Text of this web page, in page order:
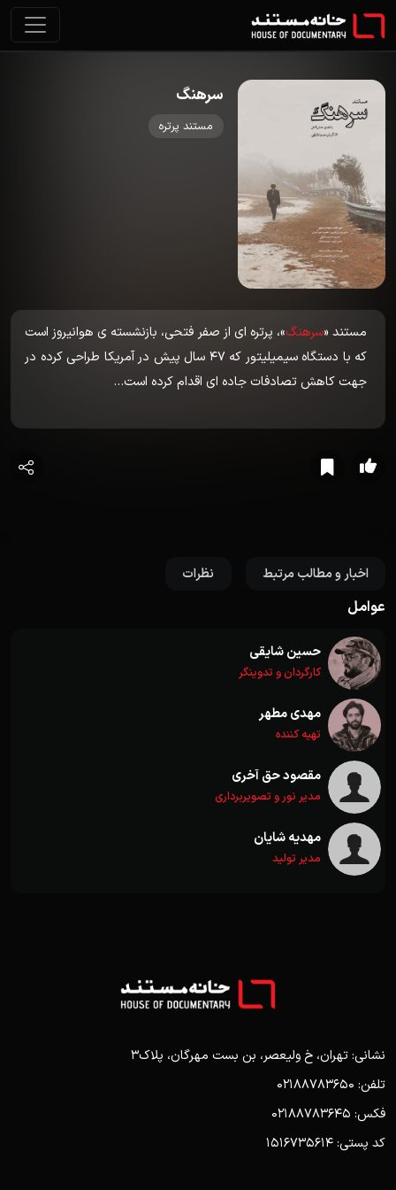
سرهنگ
مستند پرتره
مستند «سرهنگ»، پرتره ای از صفر فتحی، بازنشسته ی هوانیروز است
که با دستگاه سیمیلیتور که 47 سال پیش در آمریکا طراحی کرده در
جهت کاهش تصادفات جاده ای اقدام کرده است…
اخبار و مطالب مرتبط نظرات
عوامل
حسین شایقی
کارگردان و تدوینگر
مهدی مطهر
تهیه کننده
مقصود حق آخری
مدیر نور و تصویربرداری
مهدیه شایان
مدیر تولید
نشانی: تهران، خ ولیعصر، بن بست مهرگان، پلاک3
تلفن: 02188783650
فکس: 02188783645
کد پستی: 1516735614